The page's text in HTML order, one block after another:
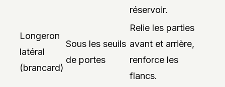
réservoir.
Longeron
latéral
(brancard)
Sous les seuils
de portes
Relie les parties
avant et arrière,
renforce les
flancs.